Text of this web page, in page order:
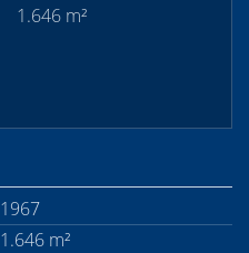
1.646 m²
1967
1.646 m²